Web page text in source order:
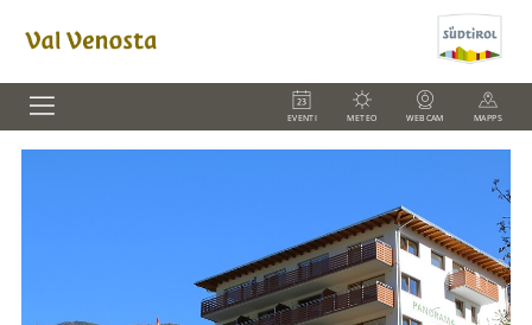
EVENTI METEO WEBCAM MAPPS